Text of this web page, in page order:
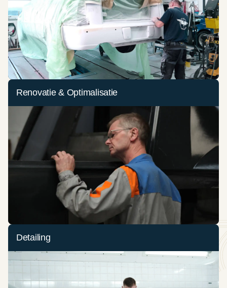
Renovatie & Optimalisatie
Detailing